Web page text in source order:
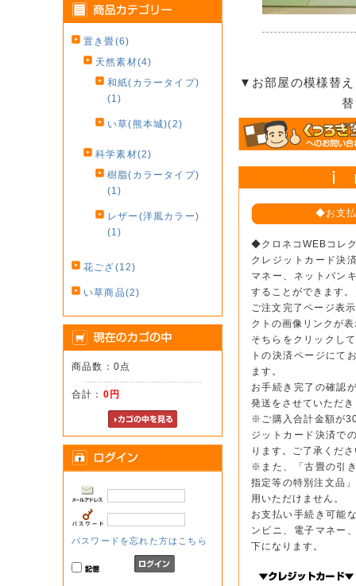
置き畳(6)
天然素材(4)
和紙(カラータイプ)
(1)
い草(熊本城)(2)
科学素材(2)
樹脂(カラータイプ)
(1)
レザー(洋風カラー)
(1)
花ござ(12)
い草商品(2)
商品数：0点
合計： 0円
パスワードを忘れた方はこちら
▼お部屋の模様替
◆お支
◆クロネコWEBコレ
クレジットカード決
マネー、ネットバン
することができます。
ご注文完了ページ表
クトの画像リンクが
そちらをクリックし
トの決済ページにて
ます。
お手続き完了の確認
発送をさせていただ
※ご購入合計金額が
ジットカード決済で
ります。ご了承くだ
※また、「古畳の引
指定等の特別注文品
用いただけません。
お支払い手続き可能
ンビニ、電子マネー
下になります。